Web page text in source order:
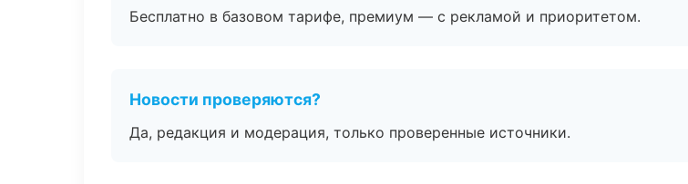
Бесплатно в базовом тарифе, премиум — с рекламой и приоритетом.
Новости проверяются?
Да, редакция и модерация, только проверенные источники.